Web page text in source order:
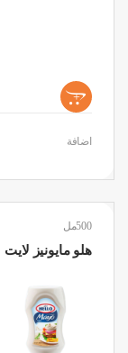
+
اضافة
500مل
هلو مايونيز لايت 500مل